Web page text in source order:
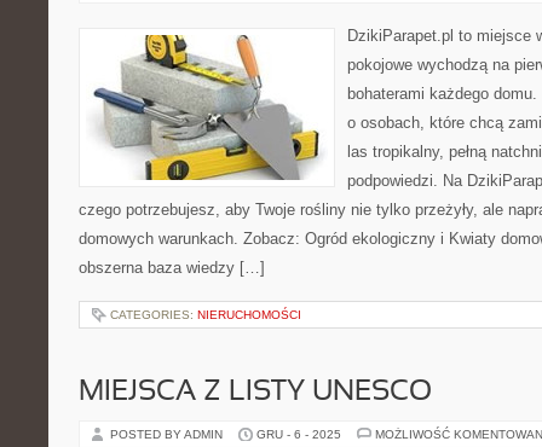
DzikiParapet.pl to miejsce
pokojowe wychodzą na
bohaterami każdego
o osobach, które chcą
las tropikalny, pełną
podpowiedzi. Na
czego potrzebujesz, aby Twoje rośliny nie tylko przeżyły, ale
domowych warunkach. Zobacz: Ogród ekologiczny i Kwiaty
obszerna baza wiedzy […]
CATEGORIES: NIERUCHOMOŚCI
MIEJSCA Z LISTY UNESCO
POSTED BY ADMIN GRU - 6 - 2025 MOŻLIWOŚĆ